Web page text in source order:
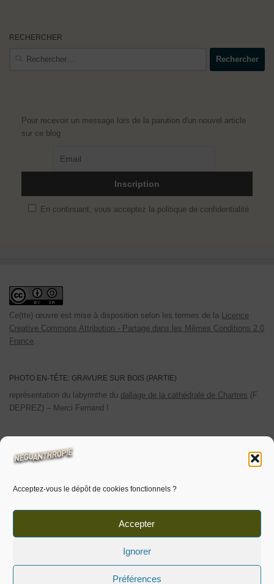
Acceptez-vous le dépôt de cookies fonctionnels ?
Accepter
Ignorer
Préférences
RECHERCHER
Pour recevoir un message lors de la parution d'un nouvel article
sur ce blog
En continuant, vous acceptez la politique de confidentialité
Ce(tte) œuvre est mise à disposition selon les termes de la
Licence
Creative Commons Attribution - Partage dans les Mêmes Conditions 2.0
France
PHOTO EN-TÊTE: GRAVURE SUR BOIS (PARTIE)
représentation du labyrinthe du dallage de la cathédrale de Chartres (F.
DEPREZ) – Merci Fernand !
POLITIQUE DE CONFIDENTIALITÉ